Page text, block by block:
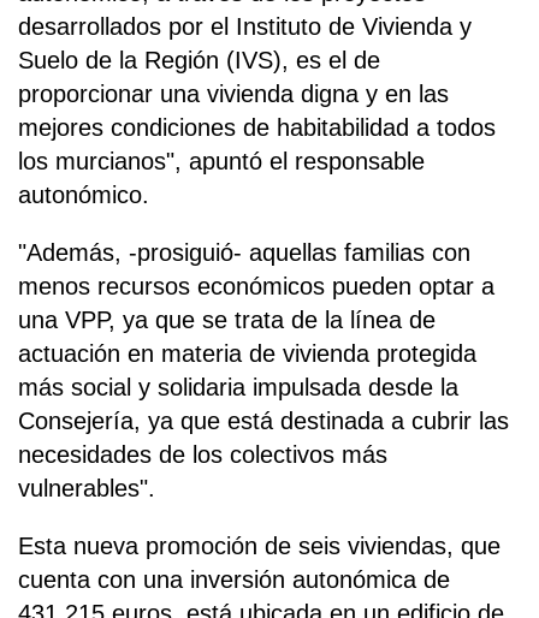
desarrollados por el Instituto de Vivienda y
Suelo de la Región (IVS), es el de
proporcionar una vivienda digna y en las
mejores condiciones de habitabilidad a todos
los murcianos", apuntó el responsable
autonómico.
"Además, -prosiguió- aquellas familias con
menos recursos económicos pueden optar a
una VPP, ya que se trata de la línea de
actuación en materia de vivienda protegida
más social y solidaria impulsada desde la
Consejería, ya que está destinada a cubrir las
necesidades de los colectivos más
vulnerables".
Esta nueva promoción de seis viviendas, que
cuenta con una inversión autonómica de